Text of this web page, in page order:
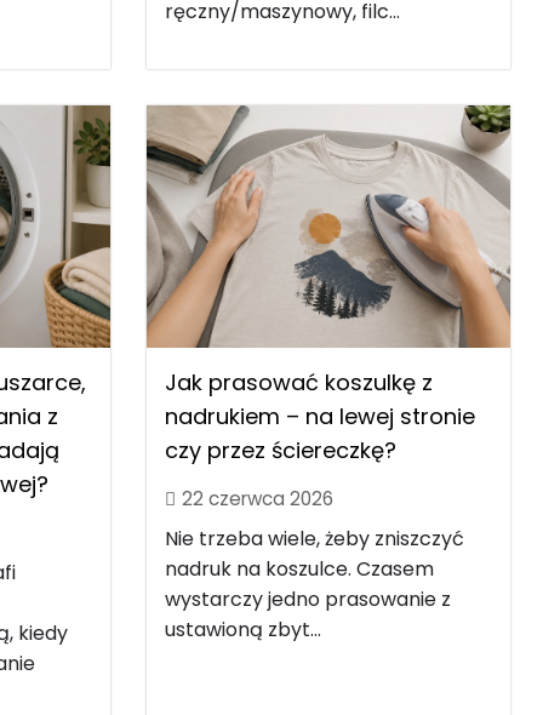
ręczny/maszynowy, filc...
z
kiedy
Jak prasować koszulkę z
nadrukiem – na lewej stronie
czy przez ściereczkę?
22 czerwca 2026
Nie trzeba wiele, żeby zniszczyć
nadruk na koszulce. Czasem
wystarczy jedno prasowanie z
ustawioną zbyt...